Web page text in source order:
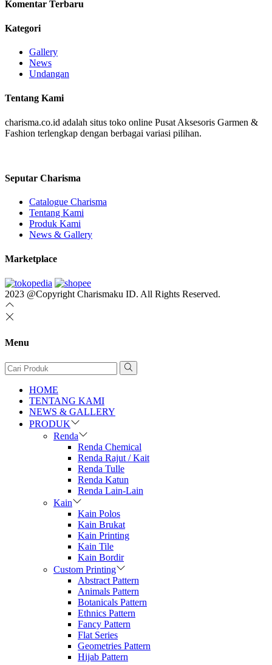
Komentar Terbaru
Kategori
Gallery
News
Undangan
Tentang Kami
charisma.co.id adalah situs toko online Pusat Aksesoris Garmen &
Fashion terlengkap dengan berbagai variasi pilihan.
Seputar Charisma
Catalogue Charisma
Tentang Kami
Produk Kami
News & Gallery
Marketplace
2023 @Copyright Charismaku ID. All Rights Reserved.
Menu
HOME
TENTANG KAMI
NEWS & GALLERY
PRODUK
Renda
Renda Chemical
Renda Rajut / Kait
Renda Tulle
Renda Katun
Renda Lain-Lain
Kain
Kain Polos
Kain Brukat
Kain Printing
Kain Tile
Kain Bordir
Custom Printing
Abstract Pattern
Animals Pattern
Botanicals Pattern
Ethnics Pattern
Fancy Pattern
Flat Series
Geometries Pattern
Hijab Pattern